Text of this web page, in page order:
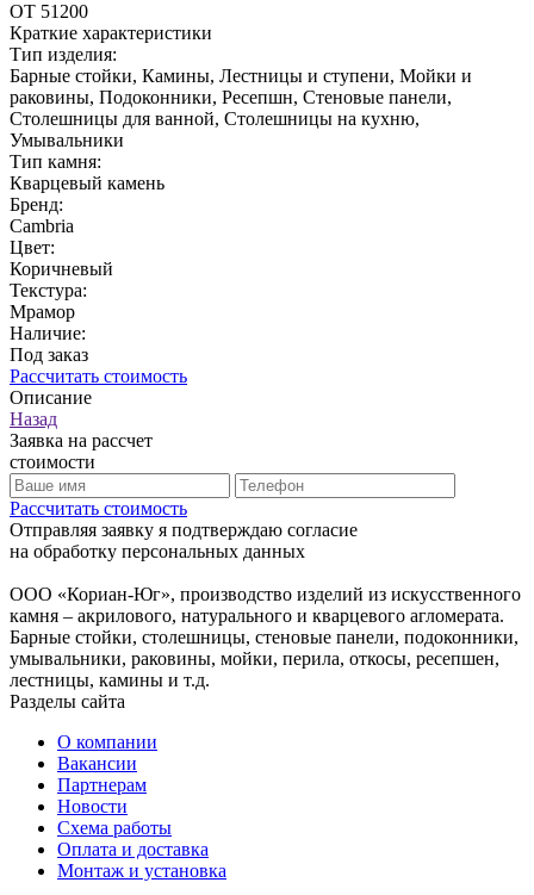
ОТ 51200
Краткие характеристики
Тип изделия:
Барные стойки, Камины, Лестницы и ступени, Мойки и
раковины, Подоконники, Ресепшн, Стеновые панели,
Столешницы для ванной, Столешницы на кухню,
Умывальники
Тип камня:
Кварцевый камень
Бренд:
Cambria
Цвет:
Коричневый
Текстура:
Мрамор
Наличие:
Под заказ
Рассчитать стоимость
Описание
Назад
Заявка на рассчет
стоимости
Рассчитать стоимость
Отправляя заявку я подтверждаю согласие
на обработку персональных данных
ООО «Кориан-Юг», производство изделий из искусственного
камня – акрилового, натурального и кварцевого агломерата.
Барные стойки, столешницы, стеновые панели, подоконники,
умывальники, раковины, мойки, перила, откосы, ресепшен,
лестницы, камины и т.д.
Разделы сайта
О компании
Вакансии
Партнерам
Новости
Схема работы
Оплата и доставка
Монтаж и установка